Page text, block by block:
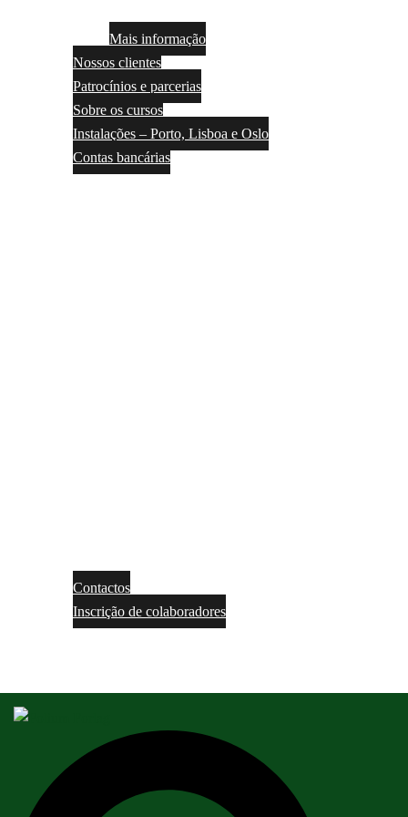
Mais informação
Nossos clientes
Patrocínios e parcerias
Sobre os cursos
Instalações – Porto, Lisboa e Oslo
Contas bancárias
Contactos
Inscrição de colaboradores